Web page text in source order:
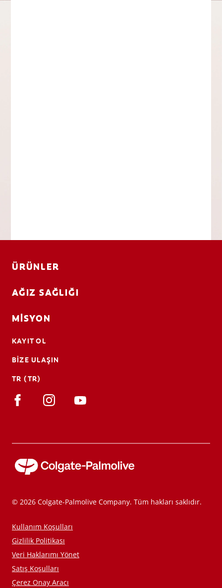
ÜRÜNLER
AĞIZ SAĞLIĞI
MISYON
KAYIT OL
BIZE ULAŞIN
TR (TR)
© 2026 Colgate-Palmolive Company. Tüm hakları saklıdır.
Kullanım Koşulları
Gizlilik Politikası
Veri Haklarımı Yönet
Satış Koşulları
Çerez Onay Aracı